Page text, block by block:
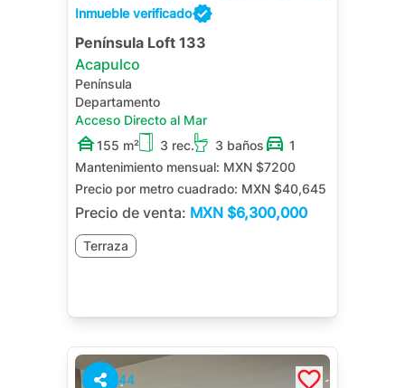
Inmueble verificado
Península Loft 133
Acapulco
Península
Departamento
Acceso Directo al Mar
155 m²
3 rec. 3 baños
1
Mantenimiento mensual: MXN $7200
Precio por metro cuadrado: MXN $40,645
Precio de venta: MXN $6,300,000
Terraza
44